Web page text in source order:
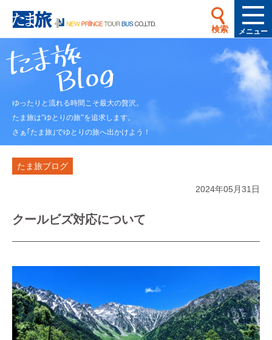
検索 メニュー
ゆったりと流れる時間こそ最大の贅沢。
たま旅は”ゆとりの旅”を追求します。
さぁ｢たま旅｣でゆとりの旅へ出かけよう！
たま旅ブログ
2024年05月31日
クールビズ対応について